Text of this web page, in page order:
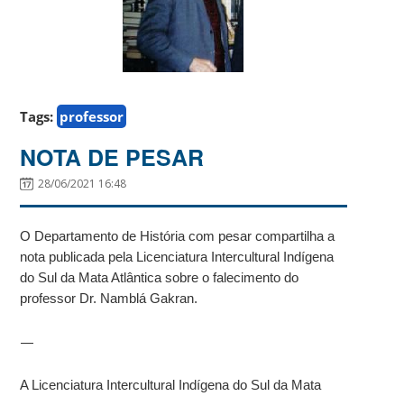
Tags: professor
NOTA DE PESAR
28/06/2021 16:48
O Departamento de História com pesar compartilha a
nota publicada pela Licenciatura Intercultural Indígena
do Sul da Mata Atlântica sobre o falecimento do
professor Dr. Namblá Gakran.
—
A Licenciatura Intercultural Indígena do Sul da Mata